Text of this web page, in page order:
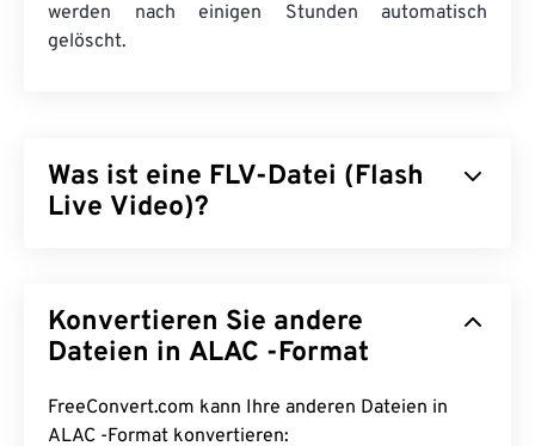
werden nach einigen Stunden automatisch
gelöscht.
Was ist eine FLV-Datei (Flash
Live Video)?
Format für die Bereitstellung hochwertiger, gut
synchronisierter Multimedia-Inhalte, hauptsächlich
und verwendet daherCodecszur Komprimierung
der Dateigröße. FLV verwendet den offenen
Konvertieren Sie andere
Dateien in ALAC -Format
FreeConvert.com kann Ihre anderen Dateien in
ALAC -Format konvertieren: